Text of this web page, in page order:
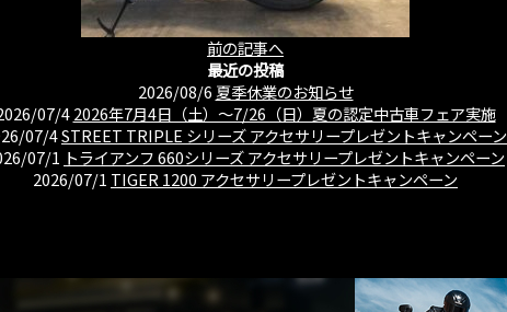
前の記事へ
最近の投稿
2026/08/6 夏季休業のお知らせ
07/4 2026年7月4日（土）〜7/26（日）夏の認定中古車フェア実施
07/4STREET TRIPLE シリーズ アクセサリープレゼントキャンペーン
07/1 トライアンフ 660シリーズ アクセサリープレゼントキャンペーン
2026/07/1 TIGER 1200 アクセサリープレゼントキャンペーン